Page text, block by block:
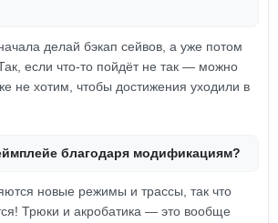
делай бэкап сейвов, а уже потом
если что-то пойдёт не так — можно
не хотим, чтобы достижения уходили в
благодаря модификациям?
новые режимы и трассы, так что
Трюки и акробатика — это вообще